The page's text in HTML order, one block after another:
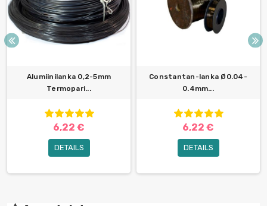
Alumiinilanka 0,2-5mm
Termopari...
6,22 €
DETAILS
Constantan-lanka Ø0.04-
0.4mm...
6,22 €
DETAILS